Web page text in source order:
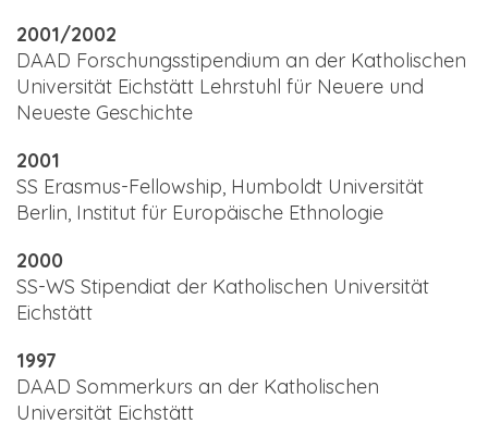
2001/2002
DAAD Forschungsstipendium an der Katholischen
Universität Eichstätt Lehrstuhl für Neuere und
Neueste Geschichte
2001
SS Erasmus-Fellowship, Humboldt Universität
Berlin, Institut für Europäische Ethnologie
2000
SS-WS Stipendiat der Katholischen Universität
Eichstätt
1997
DAAD Sommerkurs an der Katholischen
Universität Eichstätt